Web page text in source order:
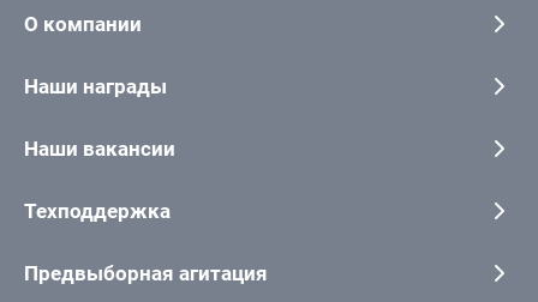
О компании
Наши награды
Наши вакансии
Техподдержка
Предвыборная агитация